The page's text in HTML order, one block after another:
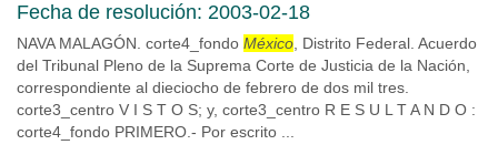
Fecha de resolución: 2003-02-18
NAVA MALAGÓN. corte4_fondo México , Distrito Federal. Acuerdo
del Tribunal Pleno de la Suprema Corte de Justicia de la Nación,
correspondiente al dieciocho de febrero de dos mil tres.
corte3_centro V I S T O S; y, corte3_centro R E S U L T A N D O :
corte4_fondo PRIMERO.- Por escrito ...